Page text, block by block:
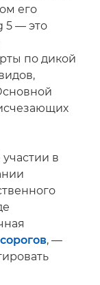
его
5 — это
по дикой
в
, —